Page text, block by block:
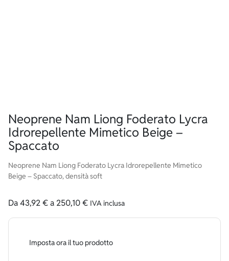
Neoprene Nam Liong Foderato Lycra
Idrorepellente Mimetico Beige –
Spaccato
Neoprene Nam Liong Foderato Lycra Idrorepellente Mimetico
Beige – Spaccato, densità soft
Da43,92€a 250,10€ IVA inclusa
Imposta ora il tuo prodotto